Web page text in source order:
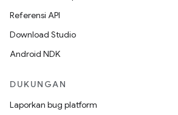
Referensi API
Download Studio
Android NDK
DUKUNGAN
Laporkan bug platform